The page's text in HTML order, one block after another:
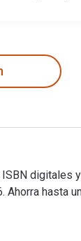
digitales
hasta